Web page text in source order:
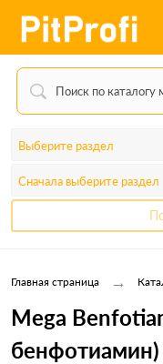
Выберите раздел
Сначала выберите раздел
Главная страница →
Mega
бенфотиамин)